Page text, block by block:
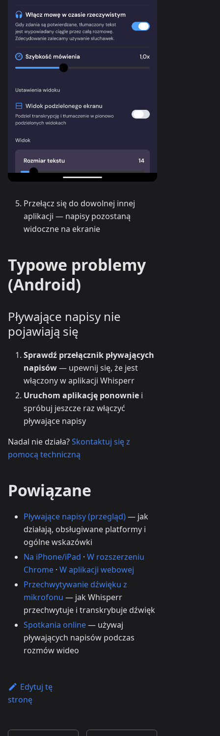
Przełącz się do dowolnej innej
aplikacji — napisy pozostaną
widoczne na ekranie
Typowe problemy
(Android)
Pływające napisy nie
pojawiają się
Sprawdź przełącznik pływających
napisów— upewnij się, że jest
włączony w aplikacji Whisperr
Uruchom aplikację ponownie i
spróbuj jeszcze raz włączyć
pływające napisy
Nadal nie działa?Skontaktuj się z
pomocą techniczną
Powiązane
Pływające napisy (przegląd)— jak
działają, obsługiwane platformy i
ogólne wskazówki
Na iPhone/iPad · W rozszerzeniu
Chrome · W aplikacji webowej
Przechwytywanie dźwięku z
mikrofonu — jak Whisperr
przechwytuje i transkrybuje dźwięk
Spotkania online— używaj
pływających napisów podczas
rozmów wideo
Edytuj tę
stronę